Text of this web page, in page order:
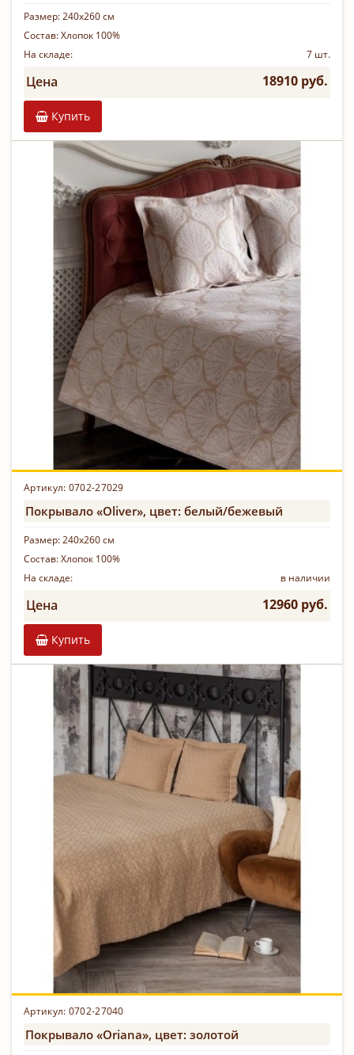
Размер:240х260 см
Состав:Хлопок 100%
На складе:
7 шт.
Цена 18910 руб.
Купить
Артикул: 0702-27029
Покрывало «Oliver», цвет: белый/бежевый
Размер:240х260 см
Состав:Хлопок 100%
На складе:
в наличии
Цена 12960 руб.
Купить
Артикул: 0702-27040
Покрывало «Oriana», цвет: золотой